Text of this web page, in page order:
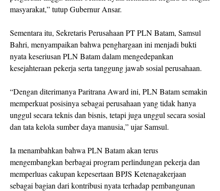
masyarakat,” tutup Gubernur Ansar.
Sementara itu, Sekretaris Perusahaan PT PLN Batam, Samsul
Bahri, menyampaikan bahwa penghargaan ini menjadi bukti
nyata keseriusan PLN Batam dalam mengedepankan
kesejahteraan pekerja serta tanggung jawab sosial perusahaan.
“Dengan diterimanya Paritrana Award ini, PLN Batam semakin
memperkuat posisinya sebagai perusahaan yang tidak hanya
unggul secara teknis dan bisnis, tetapi juga unggul secara sosial
dan tata kelola sumber daya manusia,” ujar Samsul.
Ia menambahkan bahwa PLN Batam akan terus
mengembangkan berbagai program perlindungan pekerja dan
memperluas cakupan kepesertaan BPJS Ketenagakerjaan
sebagai bagian dari kontribusi nyata terhadap pembangunan